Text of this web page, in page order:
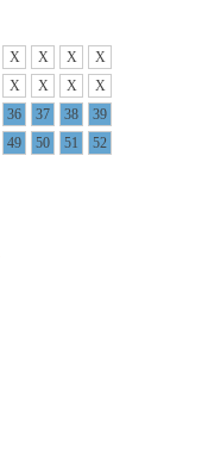
X X X
X
X X X
X
36 37 38
39
49 50 51
52